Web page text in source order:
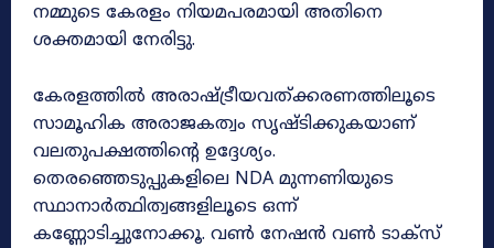
നമ്മുടെ കേരളം നിയമപരമായി അതിനെ
ശക്തമായി നേരിട്ടു.
കേരളത്തിൽ അരാഷ്ട്രീയവത്ക്കരണത്തിലൂടെ
സാമൂഹിക അരാജകത്വം സൃഷ്‌ടിക്കുകയാണ്
വലതുപക്ഷത്തിന്റെ ഉദ്ദേശ്യം.
തെരഞ്ഞെടുപ്പുകളിലെ NDA മുന്നണിയുടെ
സ്ഥാനാർത്ഥിത്വങ്ങളിലൂടെ ഒന്ന്
കണ്ണോടിച്ചുനോക്കൂ. വൺ നേഷൻ വൺ ടാക്സ്